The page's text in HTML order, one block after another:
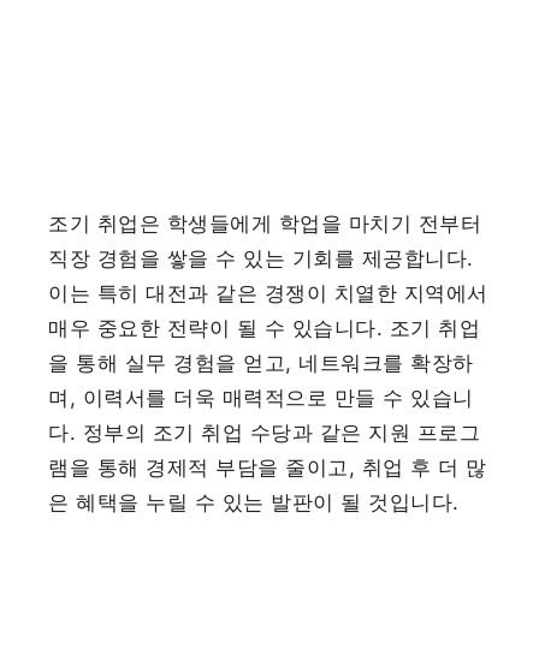
조기 취업은 학생들에게 학업을 마치기 전부터
직장 경험을 쌓을 수 있는 기회를 제공합니다.
이는 특히 대전과 같은 경쟁이 치열한 지역에서
매우 중요한 전략이 될 수 있습니다. 조기 취업
을 통해 실무 경험을 얻고, 네트워크를 확장하
며, 이력서를 더욱 매력적으로 만들 수 있습니
다. 정부의 조기 취업 수당과 같은 지원 프로그
램을 통해 경제적 부담을 줄이고, 취업 후 더 많
은 혜택을 누릴 수 있는 발판이 될 것입니다.